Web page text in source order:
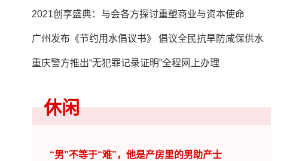
2021创享盛典：与会各方探讨重塑商业与资本使命
广州发布《节约用水倡议书》 倡议全民抗旱防咸保供水
重庆警方推出“无犯罪记录证明”全程网上办理
休闲
“男”不等于“难”，他是产房里的男助产士